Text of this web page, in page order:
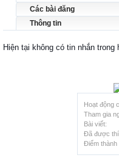
Hoạt động
Tham gia
Bài viết:
Đã được
Điểm thành
Các bài đăng
Thông tin
Hiện tại không có tin nhắn